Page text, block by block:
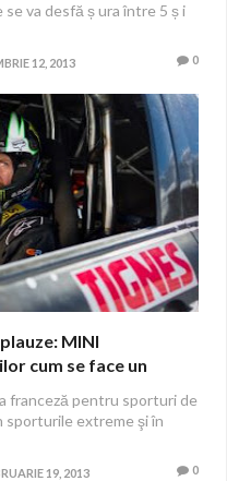
se va desfă ș ura între 5 ș i
12, 2013 0
MINI
cum se face un
franceză pentru sporturi de
sporturile extreme şi în
19, 2013 0